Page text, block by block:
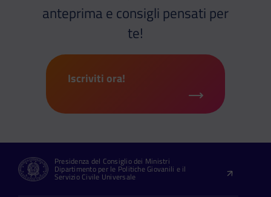
anteprima e consigli pensati per
te!
Iscriviti ora!
Presidenza del Consiglio dei Ministri
Dipartimento per le Politiche Giovanili e il
Servizio Civile Universale